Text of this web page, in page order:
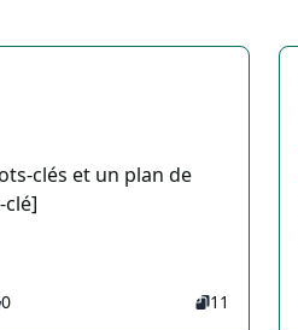
clés et un plan de
0 11